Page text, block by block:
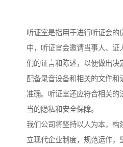
听证室是指用于进行听证会的
中，听证官会邀请当事人、证
们的证言和陈述，以便做出决
配备录音设备和相关的文件和
准确。听证室还应符合相关的
当的隐私和安全保障。
我们公司将坚持以人为本，构
立现代企业制度，规范运作，